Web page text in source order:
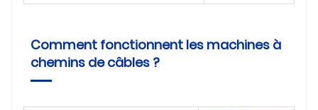
Comment fonctionnent les machines à
chemins de câbles ?